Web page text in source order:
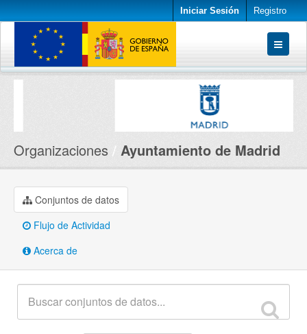
Iniciar Sesión Registro
Conjuntos de datos
Organizaciones Ayuntamiento de Madrid
Conjuntos de datos
Flujo de Actividad
Acerca de